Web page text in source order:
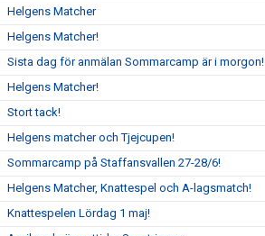
Helgens Matcher
Helgens Matcher!
Sista dag för anmälan Sommarcamp är i morgon!
Helgens Matcher!
Stort tack!
Helgens matcher och Tjejcupen!
Sommarcamp på Staffansvallen 27-28/6!
Helgens Matcher, Knattespel och A-lagsmatch!
Knattespelen Lördag 1 maj!